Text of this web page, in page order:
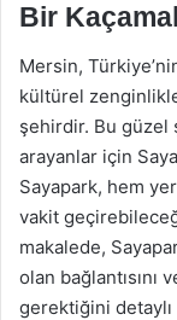
Bir
Mersin,
kültürel
şehirdir. Bu güzel
arayanlar için
Sayapark, hem
vakit
makalede,
olan bağlantısını
gerektiğini